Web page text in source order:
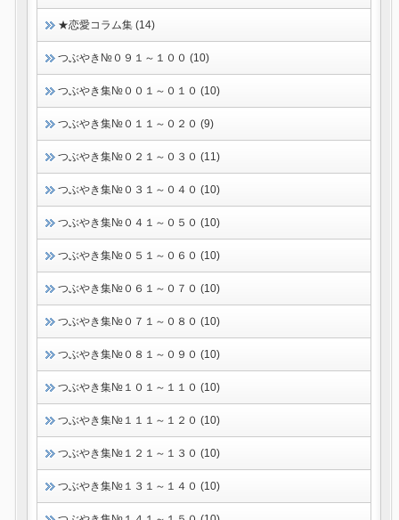
★恋愛コラム集 (14)
つぶやき№０９１～１００ (10)
つぶやき集№００１～０１０ (10)
つぶやき集№０１１～０２０ (9)
つぶやき集№０２１～０３０ (11)
つぶやき集№０３１～０４０ (10)
つぶやき集№０４１～０５０ (10)
つぶやき集№０５１～０６０ (10)
つぶやき集№０６１～０７０ (10)
つぶやき集№０７１～０８０ (10)
つぶやき集№０８１～０９０ (10)
つぶやき集№１０１～１１０ (10)
つぶやき集№１１１～１２０ (10)
つぶやき集№１２１～１３０ (10)
つぶやき集№１３１～１４０ (10)